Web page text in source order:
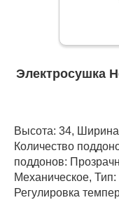
Электросушка
Высота: 34,
Количество
поддонов:
Механическое,
Регулировка